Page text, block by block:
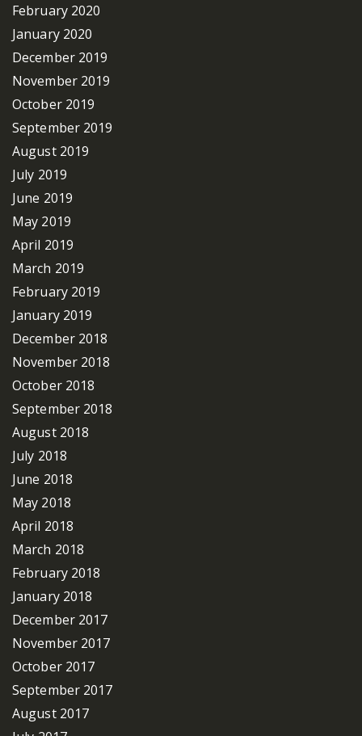
February 2020
January 2020
December 2019
November 2019
October 2019
September 2019
August 2019
July 2019
June 2019
May 2019
April 2019
March 2019
February 2019
January 2019
December 2018
November 2018
October 2018
September 2018
August 2018
July 2018
June 2018
May 2018
April 2018
March 2018
February 2018
January 2018
December 2017
November 2017
October 2017
September 2017
August 2017